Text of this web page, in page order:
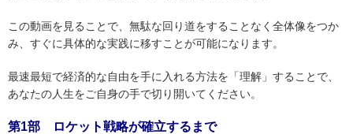
この動画を見ることで、無駄な回り道をすることなく全体像をつか
み、すぐに具体的な実践に移すことが可能になります。
最速最短で経済的な自由を手に入れる方法を「理解」することで、
あなたの人生をご自身の手で切り開いてください。
第1部 ロケット戦略が確立するまで